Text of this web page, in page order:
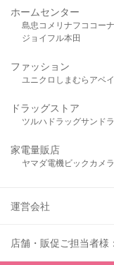
ホームセンター
島忠 コメリ ナフコ コー
ジョイフル本田
ファッション
ユニクロ しまむら アベ
ドラッグストア
ツルハドラッグサンド
家電量販店
ヤマダ電機ビックカメラ
運営会社
店舗・販促ご担当者様